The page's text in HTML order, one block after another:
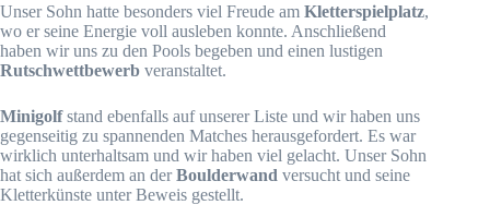
Unser Sohn hatte besonders viel Freude am Kletterspielplatz,
wo er seine Energie voll ausleben konnte. Anschließend
haben wir uns zu den Pools begeben und einen lustigen
Rutschwettbewerb veranstaltet.
Minigolfstand ebenfalls auf unserer Liste und wir haben uns
gegenseitig zu spannenden Matches herausgefordert. Es war
wirklich unterhaltsam und wir haben viel gelacht. Unser Sohn
hat sich außerdem an derBoulderwand versucht und seine
Kletterkünste unter Beweis gestellt.